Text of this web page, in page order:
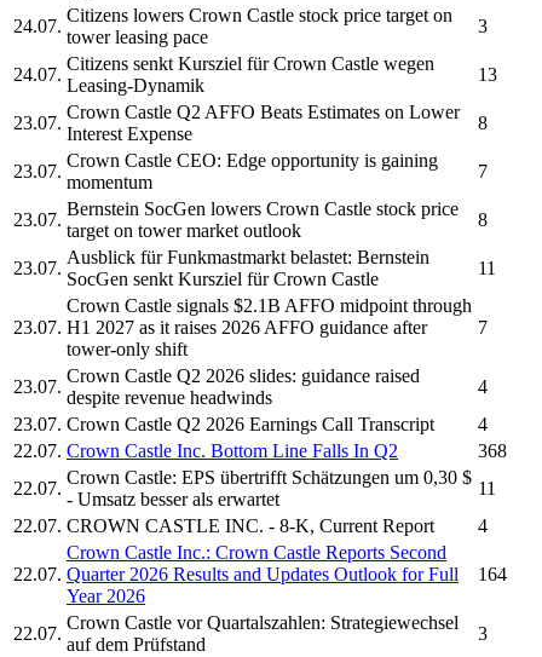
24.07.
Citizens lowers Crown Castle stock price target on
tower leasing pace
3
24.07.
Citizens senkt Kursziel fürCrown Castle wegen
Leasing-Dynamik
13
23.07.
Crown Castle Q2 AFFO Beats Estimates on Lower
Interest Expense
8
23.07.
Crown Castle CEO: Edge opportunity is gaining
momentum
7
23.07.
Bernstein SocGen lowers Crown Castle stock price
target on tower market outlook
8
23.07.
Ausblick für Funkmastmarkt belastet: Bernstein
SocGen senkt Kursziel fürCrown Castle
11
23.07.
Crown Castle signals $2.1B AFFO midpoint through
H1 2027 as it raises 2026 AFFO guidance after
tower-only shift
7
23.07.
Crown Castle Q2 2026 slides: guidance raised
despite revenue headwinds
4
23.07. Crown Castle Q2 2026 Earnings Call Transcript
4
22.07. Crown Castle Inc. Bottom Line Falls In Q2
368
22.07.
Crown Castle: EPS übertrifft Schätzungen um 0,30 $
- Umsatz besser als erwartet
11
22.07. CROWN CASTLE INC. - 8-K, Current Report 4
22.07.
Crown Castle Inc.: Crown Castle Reports Second
Quarter 2026 Results and Updates Outlook for Full
Year 2026
164
22.07.
Crown Castle vor Quartalszahlen: Strategiewechsel
auf dem Prüfstand
3